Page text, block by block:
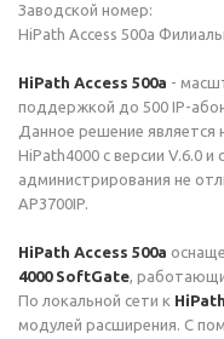
Заводской номер:
HiPath Access 500a
HiPath Access 500a -
поддержкой до 500 IP-
Данное решение
HiPath4000 с версии V.6.0
администрирования не
AP3700IP.
HiPath Access 500a
4000 SoftGate,
По локальной сети к
модулей расширения. С